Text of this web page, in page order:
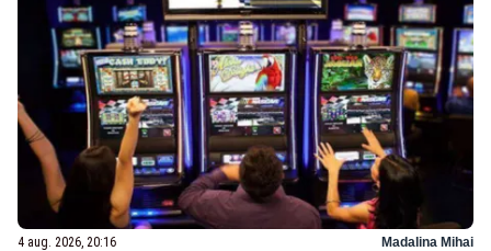
4 aug. 2026, 20:16 Madalina Mihai